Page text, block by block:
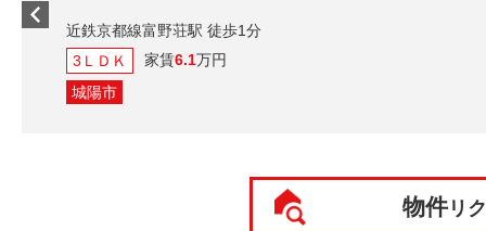
近鉄京都線富野荘駅 徒歩1分
3ＬＤＫ
家賃6.1万円
城陽市
物件リ